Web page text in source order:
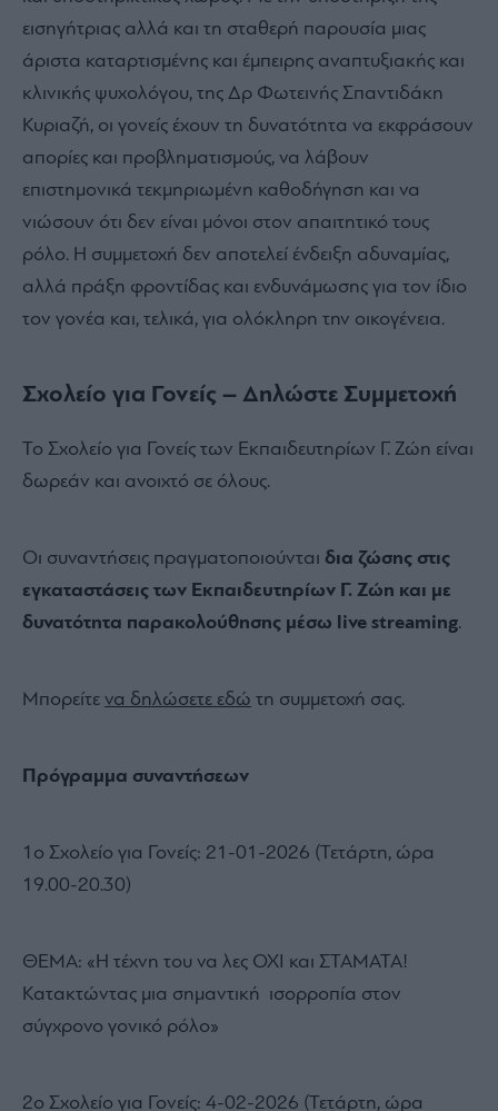
εισηγήτριας αλλά και τη σταθερή παρουσία μιας
άριστα καταρτισμένης και έμπειρης αναπτυξιακής και
κλινικής ψυχολόγου, της Δρ Φωτεινής Σπαντιδάκη
Κυριαζή, οι γονείς έχουν τη δυνατότητα να εκφράσουν
απορίες και προβληματισμούς, να λάβουν
επιστημονικά τεκμηριωμένη καθοδήγηση και να
νιώσουν ότι δεν είναι μόνοι στον απαιτητικό τους
ρόλο. Η συμμετοχή δεν αποτελεί ένδειξη αδυναμίας,
αλλά πράξη φροντίδας και ενδυνάμωσης για τον ίδιο
τον γονέα και, τελικά, για ολόκληρη την οικογένεια.
Σχολείο για Γονείς – Δηλώστε Συμμετοχή
Το Σχολείο για Γονείς των Εκπαιδευτηρίων Γ. Ζώη είναι
δωρεάν και ανοιχτό σε όλους.
Οι συναντήσεις πραγματοποιούνται δια ζώσης στις
εγκαταστάσεις των Εκπαιδευτηρίων Γ. Ζώη και με
δυνατότητα παρακολούθησης μέσω live streaming.
Μπορείτε να δηλώσετε εδώ τη συμμετοχή σας.
Πρόγραμμα συναντήσεων
1o Σχολείο για Γονείς: 21-01-2026 (Τετάρτη, ώρα
19.00-20.30)
ΘΕΜΑ: «Η τέχνη του να λες ΟΧΙ και ΣΤΑΜΑΤΑ!
Κατακτώντας μια σημαντική ισορροπία στον
σύγχρονο γονικό ρόλο»
2ο Σχολείο για Γονείς: 4-02-2026 (Τετάρτη, ώρα